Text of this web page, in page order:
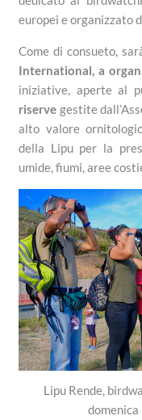
europei e organizzato
Come di consueto,
International, a
iniziative, aperte al
riserve gestite
alto valore
della Lipu per la
umide, fiumi, aree
Lipu Rende,